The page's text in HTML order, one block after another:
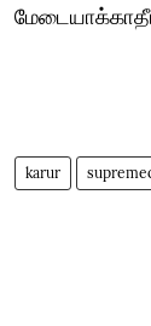
karur